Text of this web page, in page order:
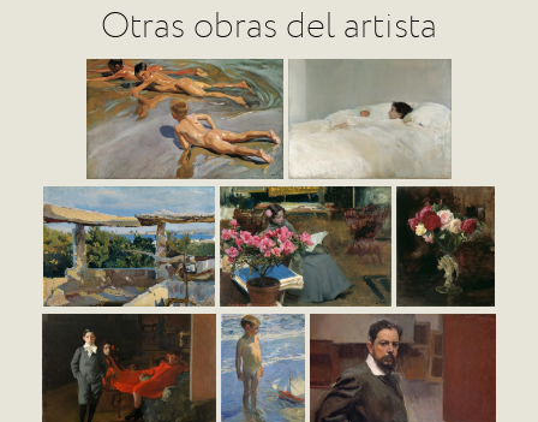
Otras obras del artista